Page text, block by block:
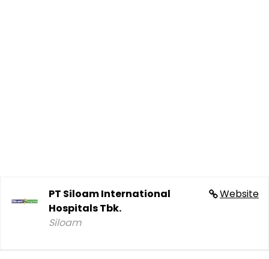
Website
PT Siloam International
Hospitals Tbk.
Siloam